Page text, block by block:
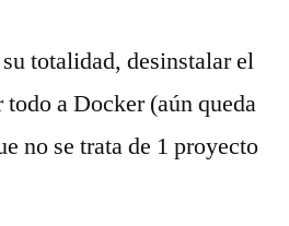
totalidad, desinstalar el
a Docker (aún queda
no se trata de 1 proyecto